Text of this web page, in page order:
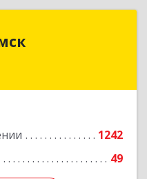
1242
49
Гагарина ул, дом №